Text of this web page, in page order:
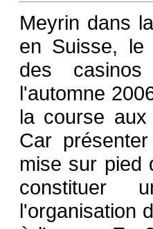
Meyrin dans
en Suisse, le
des
l'automne
la course
Car
mise sur pied
constituer
l'organisation